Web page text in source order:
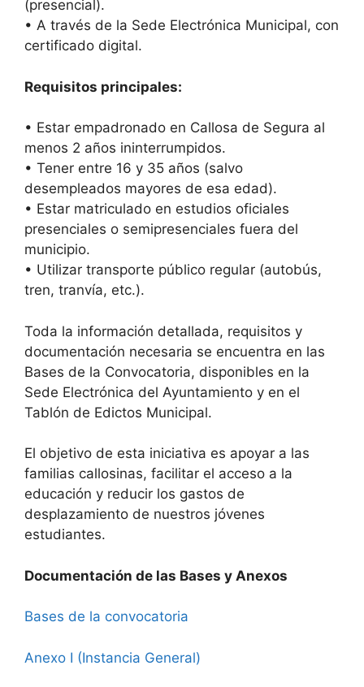
(presencial).
• A través de la Sede Electrónica Municipal, con
certificado digital.
Requisitos principales:
• Estar empadronado en Callosa de Segura al
menos 2 años ininterrumpidos.
• Tener entre 16 y 35 años (salvo
desempleados mayores de esa edad).
• Estar matriculado en estudios oficiales
presenciales o semipresenciales fuera del
municipio.
• Utilizar transporte público regular (autobús,
tren, tranvía, etc.).
Toda la información detallada, requisitos y
documentación necesaria se encuentra en las
Bases de la Convocatoria, disponibles en la
Sede Electrónica del Ayuntamiento y en el
Tablón de Edictos Municipal.
El objetivo de esta iniciativa es apoyar a las
familias callosinas, facilitar el acceso a la
educación y reducir los gastos de
desplazamiento de nuestros jóvenes
estudiantes.
Documentación de las Bases y Anexos
Bases de la convocatoria
Anexo I (Instancia General)